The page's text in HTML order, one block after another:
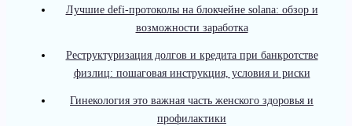
Лучшие defi-протоколы на блокчейне solana: обзор и
возможности заработка
Реструктуризация долгов и кредита при банкротстве
физлиц: пошаговая инструкция, условия и риски
Гинекология это важная часть женского здоровья и
профилактики